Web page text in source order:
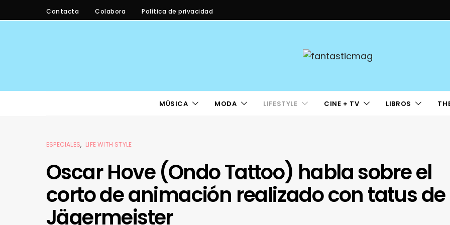
Contacta Colabora Política de privacidad
MÚSICA MODA LIFESTYLE CINE + TV LIBROS
ESPECIALES LIFE WITH STYLE
Oscar Hove (Ondo Tattoo) habla sobre el
corto de animación realizado con tatus de
Jägermeister